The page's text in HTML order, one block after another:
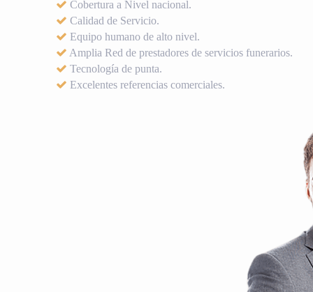
Cobertura a Nivel nacional.
Calidad de Servicio.
Equipo humano de alto nivel.
Amplia Red de prestadores de servicios funerarios.
Tecnología de punta.
Excelentes referencias comerciales.